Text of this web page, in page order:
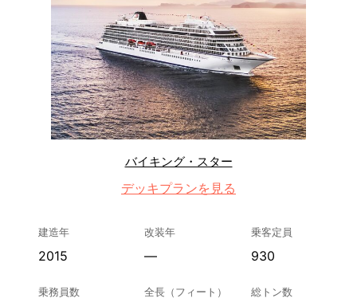
バイキング・スター
デッキプランを見る
建造年
2015
改装年
—
乗客定員
930
乗務員数 全長（フィート） 総トン数